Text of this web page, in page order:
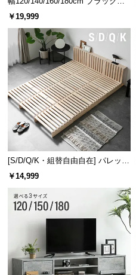
レーム ダイニング 大理石調 4人掛
￥19,999
[S/D/Q/K・組替自由自在] パレット
ベッド 8/12/16枚セット
￥14,999